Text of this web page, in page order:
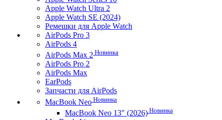
Apple Watch Ultra 2
Apple Watch SE (2024)
Ремешки для Apple Watch
AirPods Pro 3
AirPods 4
AirPods Max 2 Новинка
AirPods Pro 2
AirPods Max
EarPods
Запчасти для AirPods
MacBook Neo Новинка
MacBook Neo 13" (2026) Новинка